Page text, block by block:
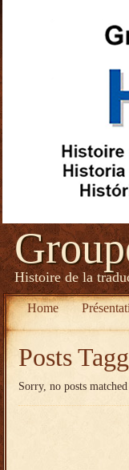
Histoire de la
Home
Posts
Sorry, no posts